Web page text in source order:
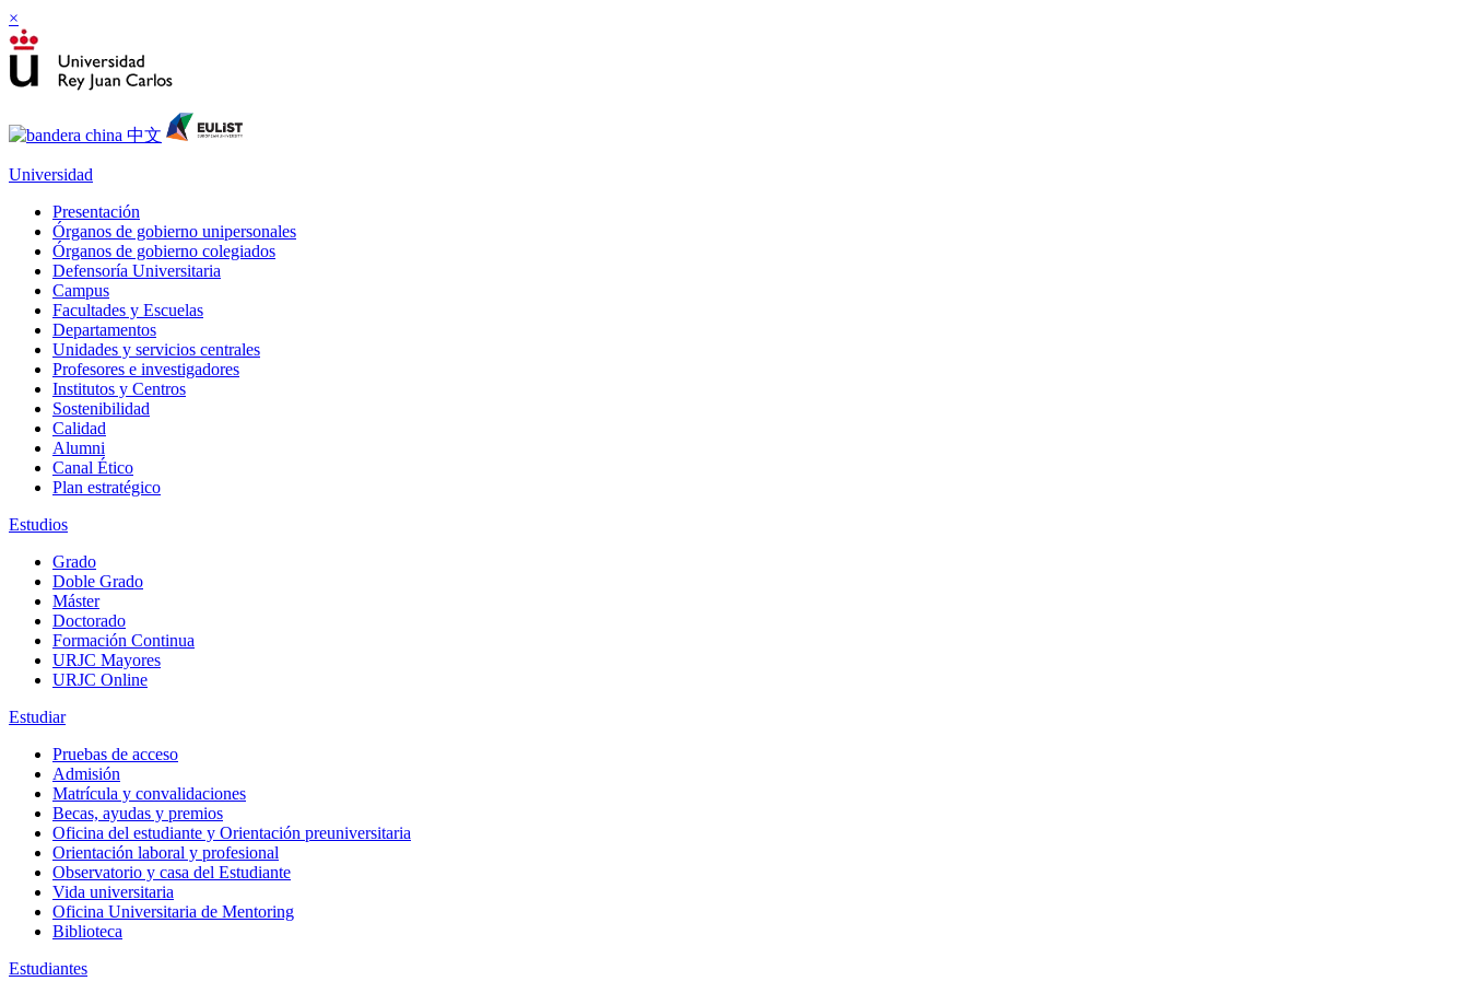
×
Universidad
Presentación
Órganos de gobierno unipersonales
Órganos de gobierno colegiados
Defensoría Universitaria
Campus
Facultades y Escuelas
Departamentos
Unidades y servicios centrales
Profesores e investigadores
Institutos y Centros
Sostenibilidad
Calidad
Alumni
Canal Ético
Plan estratégico
Estudios
Grado
Doble Grado
Máster
Doctorado
Formación Continua
URJC Mayores
URJC Online
Estudiar
Pruebas de acceso
Admisión
Matrícula y convalidaciones
Becas, ayudas y premios
Oficina del estudiante y Orientación preuniversitaria
Orientación laboral y profesional
Observatorio y casa del Estudiante
Vida universitaria
Oficina Universitaria de Mentoring
Biblioteca
Estudiantes